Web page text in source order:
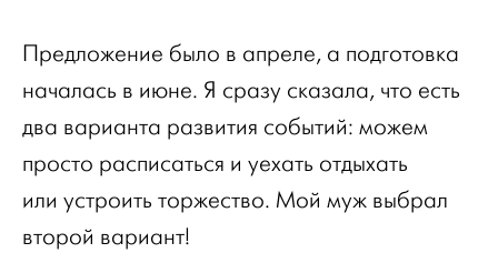
Предложение было в апреле, а подготовка
началась в июне. Я сразу сказала, что есть
два варианта развития событий: можем
просто расписаться и уехать отдыхать
или устроить торжество. Мой муж выбрал
второй вариант!